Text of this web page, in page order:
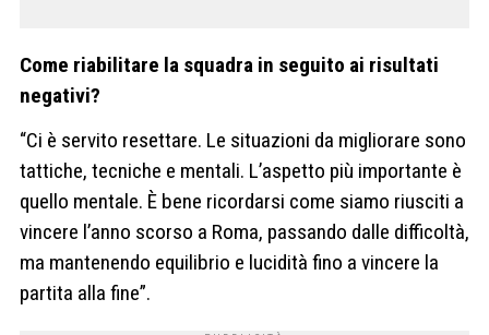
Come riabilitare la squadra in seguito ai risultati
negativi?
“Ci è servito resettare. Le situazioni da migliorare sono
tattiche, tecniche e mentali. L’aspetto più importante è
quello mentale. È bene ricordarsi come siamo riusciti a
vincere l’anno scorso a Roma, passando dalle difficoltà,
ma mantenendo equilibrio e lucidità fino a vincere la
partita alla fine”.